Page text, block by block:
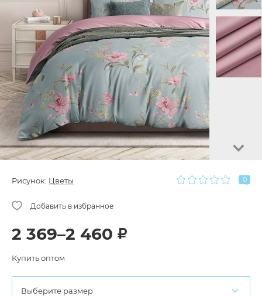
Рисунок: Цветы 0
2 369–2 460
Купить оптом
Выберите размер